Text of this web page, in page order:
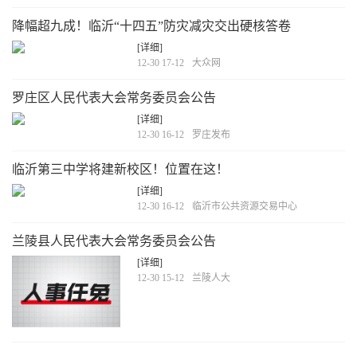
降幅超九成！临沂“十四五”防灾减灾交出硬核答卷
[详细]
12-30 17-12
大众网
罗庄区人民代表大会常务委员会公告
[详细]
12-30 16-12
罗庄发布
临沂第三中学将建新校区！位置在这！
[详细]
12-30 16-12
临沂市公共资源交易中心
兰陵县人民代表大会常务委员会公告
[详细]
12-30 15-12
兰陵人大